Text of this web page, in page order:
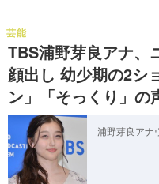
TBS浦野芽良アナ、
顔出し 幼少期の2シ
ン」「そっくり」の
芸能
浦野芽良アナ